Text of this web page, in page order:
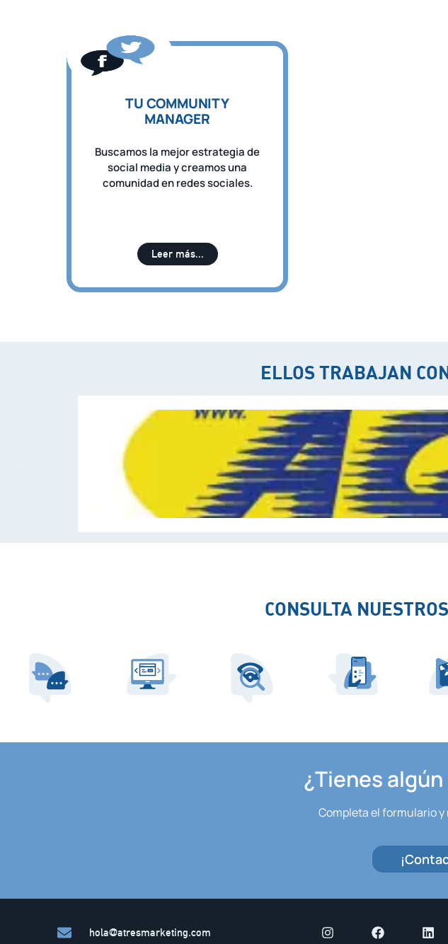
TU COMMUNITY
MANAGER
Buscamos la mejor estrategia de
social media y creamos una
comunidad en redes sociales.
Leer más...
ELLOS TRABAJAN
CONSULTA
¿Tienes
Completa el formulario
hola@atresmarketing.com